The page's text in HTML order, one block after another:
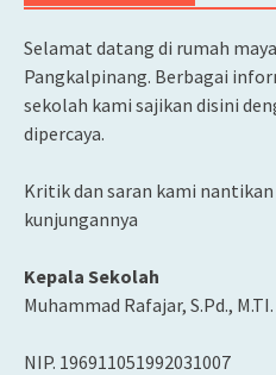
Selamat datang di rumah
Pangkalpinang. Berbagai
sekolah kami sajikan disini
dipercaya.
Kritik dan saran kami
kunjungannya
Kepala Sekolah
Muhammad Rafajar, S.Pd., M.TI.
NIP. 196911051992031007